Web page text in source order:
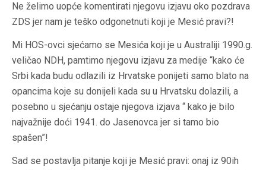
Ne želimo uopće komentirati njegovu izjavu oko pozdrava
ZDS jer nam je teško odgonetnuti koji je Mesić pravi?!
Mi HOS-ovci sjećamo se Mesića koji je u Australiji 1990.g.
veličao NDH, pamtimo njegovu izjavu za medije “kako će
Srbi kada budu odlazili iz Hrvatske ponijeti samo blato na
opancima koje su donijeli kada su u Hrvatsku dolazili, a
posebno u sjećanju ostaje njegova izjava “ kako je bilo
najvažnije doći 1941. do Jasenovca jer si tamo bio
spašen”!
Sad se postavlja pitanje koji je Mesić pravi: onaj iz 90ih